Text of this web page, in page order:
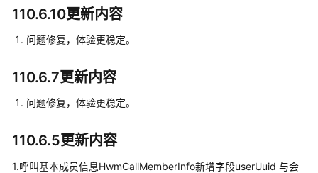
购
买
指
快
速
门
管
110.6.10更新内容
问题修复，体验更稳定。
110.6.7更新内容
问题修复，体验更稳定。
110.6.5更新内容
1.呼叫基本成员信息HwmCallMemberInfo新增字段userUuid 与会